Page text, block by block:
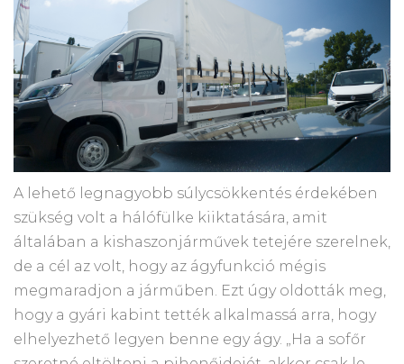
A lehető legnagyobb súlycsökkentés érdekében
szükség volt a hálófülke kiiktatására, amit
általában a kishaszonjárművek tetejére szerelnek,
de a cél az volt, hogy az ágyfunkció mégis
megmaradjon a járműben. Ezt úgy oldották meg,
hogy a gyári kabint tették alkalmassá arra, hogy
elhelyezhető legyen benne egy ágy. „Ha a sofőr